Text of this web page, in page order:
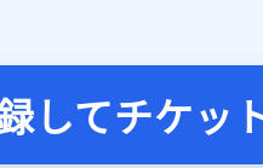
してチケッ